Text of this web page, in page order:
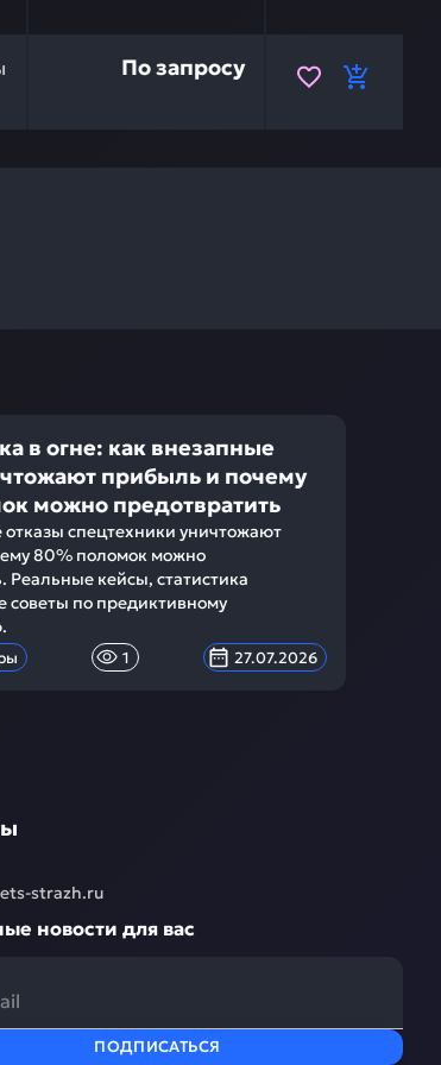
инвестиция в бесперебойную работу
По запросу
в огне: как внезапные
прибыль и почему
можно предотвратить
спецтехники уничтожают
80% поломок можно
Реальные кейсы, статистика
советы по предиктивному
1 27.07.2026
strazh.ru
новости для вас
ПОДПИСАТЬСЯ